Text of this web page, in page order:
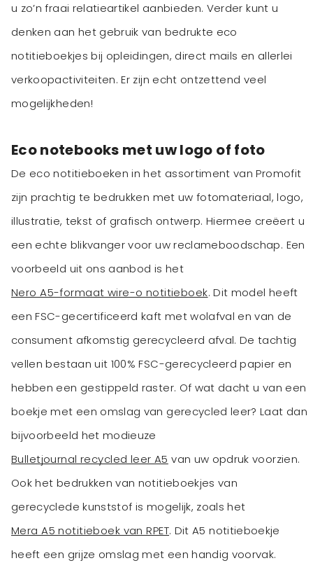
u zo’n fraai relatieartikel aanbieden. Verder kunt u
denken aan het gebruik van bedrukte eco
notitieboekjes bij opleidingen, direct mails en allerlei
verkoopactiviteiten. Er zijn echt ontzettend veel
mogelijkheden!
Eco notebooks met uw logo of foto
De eco notitieboeken in het assortiment van Promofit
zijn prachtig te bedrukken met uw fotomateriaal, logo,
illustratie, tekst of grafisch ontwerp. Hiermee creëert u
een echte blikvanger voor uw reclameboodschap. Een
voorbeeld uit ons aanbod is het
Nero A5-formaat wire-o notitieboek. Dit model heeft
een FSC-gecertificeerd kaft met wolafval en van de
consument afkomstig gerecycleerd afval. De tachtig
vellen bestaan uit 100% FSC-gerecycleerd papier en
hebben een gestippeld raster. Of wat dacht u van een
boekje met een omslag van gerecycled leer? Laat dan
bijvoorbeeld het modieuze
Bulletjournal recycled leer A5 van uw opdruk voorzien.
Ook het bedrukken van notitieboekjes van
gerecyclede kunststof is mogelijk, zoals het
Mera A5 notitieboek van RPET. Dit A5 notitieboekje
heeft een grijze omslag met een handig voorvak.